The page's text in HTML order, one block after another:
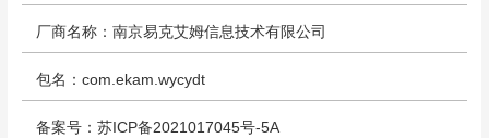
厂商名称：南京易克艾姆信息技术有限公司
包名：com.ekam.wycydt
备案号：苏ICP备2021017045号-5A